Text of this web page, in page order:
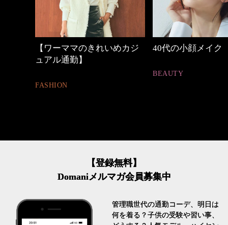
40代の小顔メイク
心地よくいられる
【登録無料】
Domaniメルマガ会員募集中
管理職世代の通勤コーデ、明日は
何を着る？子供の受験や習い事、